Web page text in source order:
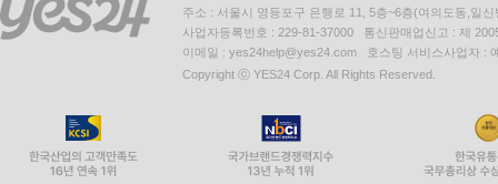
주소 : 서울시 영등포구 은행로 11, 5층~6층(여의도동,일신
사업자등록번호 : 229-81-37000 통신판매업신고 : 제
이메일 : yes24help@yes24.com 호스팅 서비스사업자 :
Copyright ⓒ YES24 Corp. All Rights Reserved.